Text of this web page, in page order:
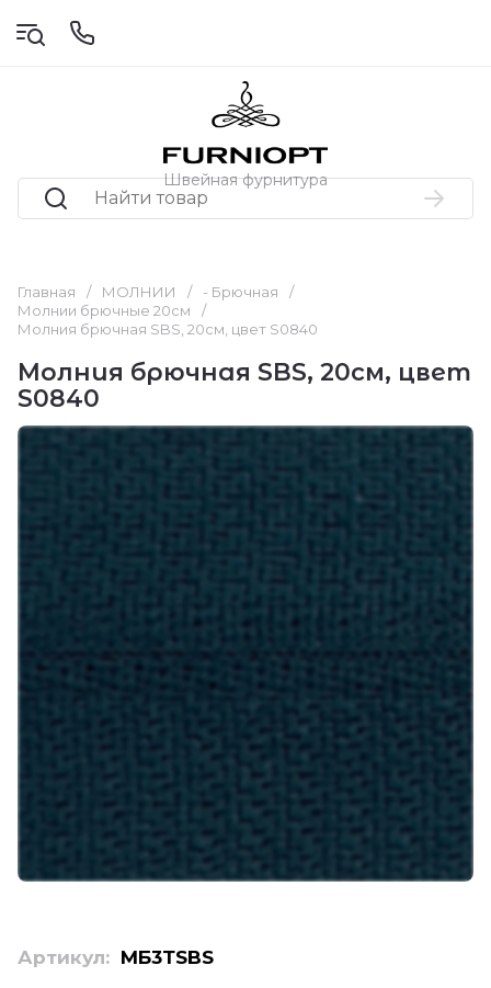
Швейная фурнитура
Главная / МОЛНИИ / - Брючная
/
Молнии брючные 20см
/
Молния брючная SBS, 20см, цвет S0840
Молния брючная SBS, 20см, цвет
S0840
Артикул: МБ3ТSBS